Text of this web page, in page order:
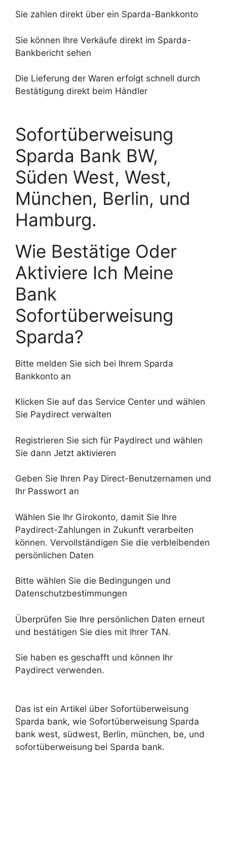
Sie zahlen direkt über ein Sparda-Bankkonto
Sie können Ihre Verkäufe direkt im Sparda-
Bankbericht sehen
Die Lieferung der Waren erfolgt schnell durch
Bestätigung direkt beim Händler
Sofortüberweisung
Sparda Bank BW,
Süden West, West,
München, Berlin, und
Hamburg.
Wie Bestätige Oder
Aktiviere Ich Meine
Bank
Sofortüberweisung
Sparda?
Bitte melden Sie sich bei Ihrem Sparda
Bankkonto an
Klicken Sie auf das Service Center und wählen
Sie Paydirect verwalten
Registrieren Sie sich für Paydirect und wählen
Sie dann Jetzt aktivieren
Geben Sie Ihren Pay Direct-Benutzernamen und
Ihr Passwort an
Wählen Sie Ihr Girokonto, damit Sie Ihre
Paydirect-Zahlungen in Zukunft verarbeiten
können. Vervollständigen Sie die verbleibenden
persönlichen Daten
Bitte wählen Sie die Bedingungen und
Datenschutzbestimmungen
Überprüfen Sie Ihre persönlichen Daten erneut
und bestätigen Sie dies mit Ihrer TAN.
Sie haben es geschafft und können Ihr
Paydirect verwenden.
Das ist ein Artikel über Sofortüberweisung
Sparda bank, wie Sofortüberweisung Sparda
bank west, südwest, Berlin, münchen, be, und
sofortüberweisung bei Sparda bank.